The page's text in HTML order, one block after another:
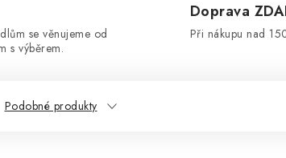
se věnujeme od
s výběrem.
Doprava
Při nákupu nad
Podobné produkty